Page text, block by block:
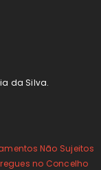
da Silva.
Não Sujeitos
no Concelho